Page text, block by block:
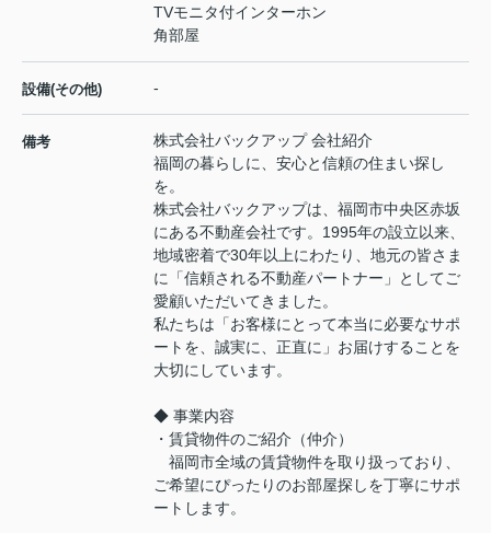
TVモニタ付インターホン
角部屋
設備(その他) -
備考
株式会社バックアップ 会社紹介
福岡の暮らしに、安心と信頼の住まい探し
を。
株式会社バックアップは、福岡市中央区赤坂
にある不動産会社です。1995年の設立以来、
地域密着で30年以上にわたり、地元の皆さま
に「信頼される不動産パートナー」としてご
愛顧いただいてきました。
私たちは「お客様にとって本当に必要なサポ
ートを、誠実に、正直に」お届けすることを
大切にしています。
◆ 事業内容
・賃貸物件のご紹介（仲介）
福岡市全域の賃貸物件を取り扱っており、
ご希望にぴったりのお部屋探しを丁寧にサポ
ートします。